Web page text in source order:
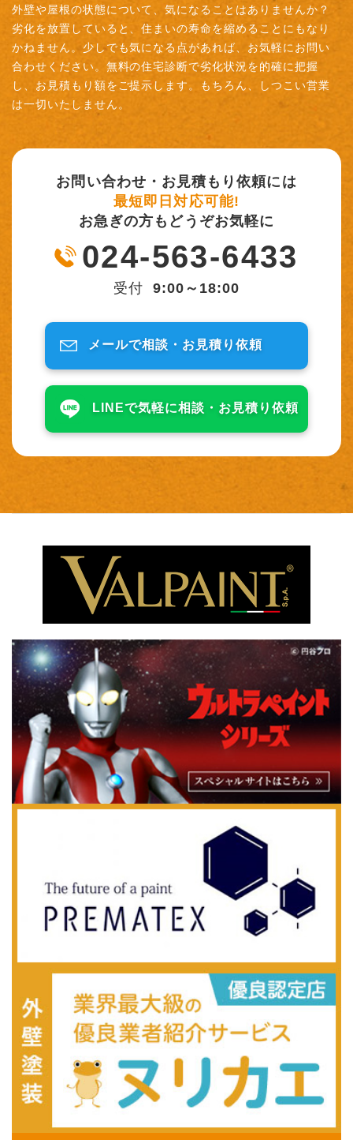
外壁や屋根の状態について、気になることはありませんか？
劣化を放置していると、住まいの寿命を縮めることにもなり
かねません。少しでも気になる点があれば、お気軽にお問い
合わせください。無料の住宅診断で劣化状況を的確に把握
し、お見積もり額をご提示します。もちろん、しつこい営業
は一切いたしません。
お問い合わせ・お見積もり依頼には
最短即日対応可能!
お急ぎの方もどうぞお気軽に
024-563-6433
受付 9:00～18:00
メールで相談・ お見積り依頼
LINEで気軽に相談・ お見積り依頼